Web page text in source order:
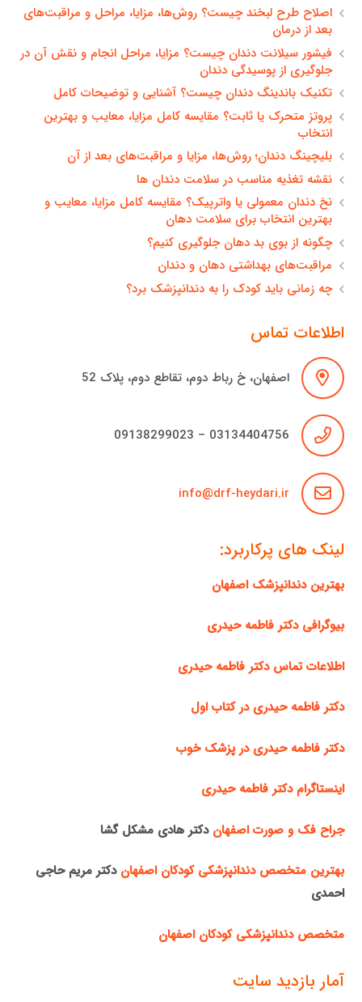
اصلاح طرح لبخند چیست؟ روش‌ها، مزایا، مراحل و مراقبت‌های
بعد از درمان
فیشور سیلانت دندان چیست؟ مزایا، مراحل انجام و نقش آن در
جلوگیری از پوسیدگی دندان
تکنیک باندینگ دندان چیست؟ آشنایی و توضیحات کامل
پروتز متحرک یا ثابت؟ مقایسه کامل مزایا، معایب و بهترین
انتخاب
بلیچینگ دندان؛ روش‌ها، مزایا و مراقبت‌های بعد از آن
نقشه تغذیه مناسب در سلامت دندان ها
نخ دندان معمولی یا واترپیک؟ مقایسه کامل مزایا، معایب و
بهترین انتخاب برای سلامت دهان
چگونه از بوی بد دهان جلوگیری کنیم؟
مراقبت‌های بهداشتی دهان و دندان
چه زمانی باید کودک را به دندانپزشک برد؟
اطلاعات تماس
اصفهان، خ رباط دوم، تقاطع دوم، پلاک 52
03134404756 – 09138299023
info@drf-heydari.ir
لینک های پرکاربرد:
بهترین دندانپزشک اصفهان
بیوگرافی دکتر فاطمه حیدری
اطلاعات تماس دکتر فاطمه حیدری
دکتر فاطمه حیدری در کتاب اول
دکتر فاطمه حیدری در پزشک خوب
اینستاگرام دکتر فاطمه حیدری
جراح فک و صورت اصفهان دکتر هادی مشکل گشا
بهترین متخصص دندانپزشکی کودکان اصفهان دکتر مریم حاجی
احمدی
متخصص دندانپزشکی کودکان اصفهان
آمار بازدید سایت